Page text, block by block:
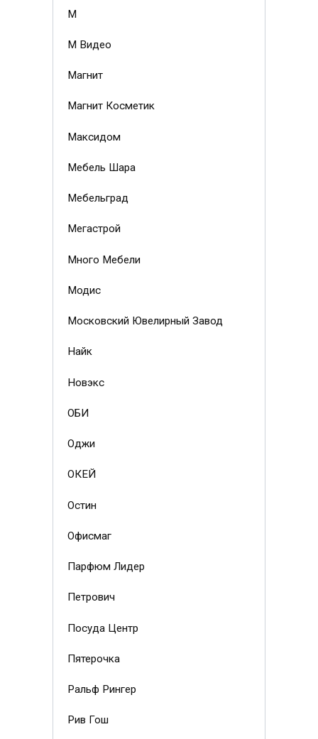
М
М Видео
Магнит
Магнит Косметик
Максидом
Мебель Шара
Мебельград
Мегастрой
Много Мебели
Модис
Московский Ювелирный Завод
Найк
Новэкс
ОБИ
Оджи
ОКЕЙ
Остин
Офисмаг
Парфюм Лидер
Петрович
Посуда Центр
Пятерочка
Ральф Рингер
Рив Гош